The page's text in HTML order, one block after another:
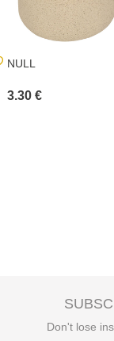
NULL
3.30 €
Don't lose